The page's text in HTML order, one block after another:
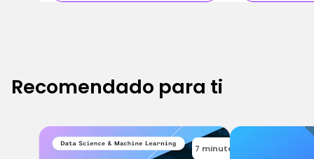
Recomendado para ti
7 minutes